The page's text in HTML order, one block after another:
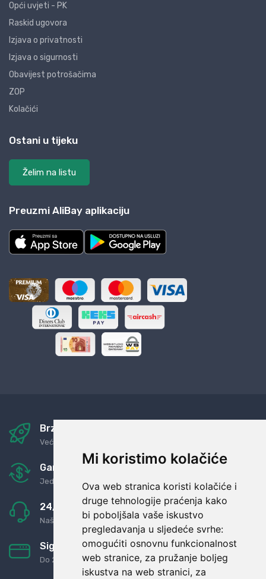
Mi koristimo kolačiće
Ova web stranica koristi kolačiće i
druge tehnologije praćenja kako
bi poboljšala vaše iskustvo
pregledavanja u sljedeće svrhe:
omogućiti osnovnu funkcionalnost
web stranice, za pružanje boljeg
iskustva na web stranici, za
Opći uvjeti - PK
Raskid ugovora
Izjava o privatnosti
Izjava o sigurnosti
Obavijest potrošačima
ZOP
Kolačići
Ostani u tijeku
Želim na listu
Preuzmi AliBay aplikaciju
Brza i sigurna dostava
Već za nekoliko dana kod vas
Garancija u povrat novaca
Jednostavno pravilo: Roba za novac
24/7 odlična podrška
Naši agenti uvijek na raspolaganju
Sigurno obročno plaćanje
Do 24 rata bez kamata